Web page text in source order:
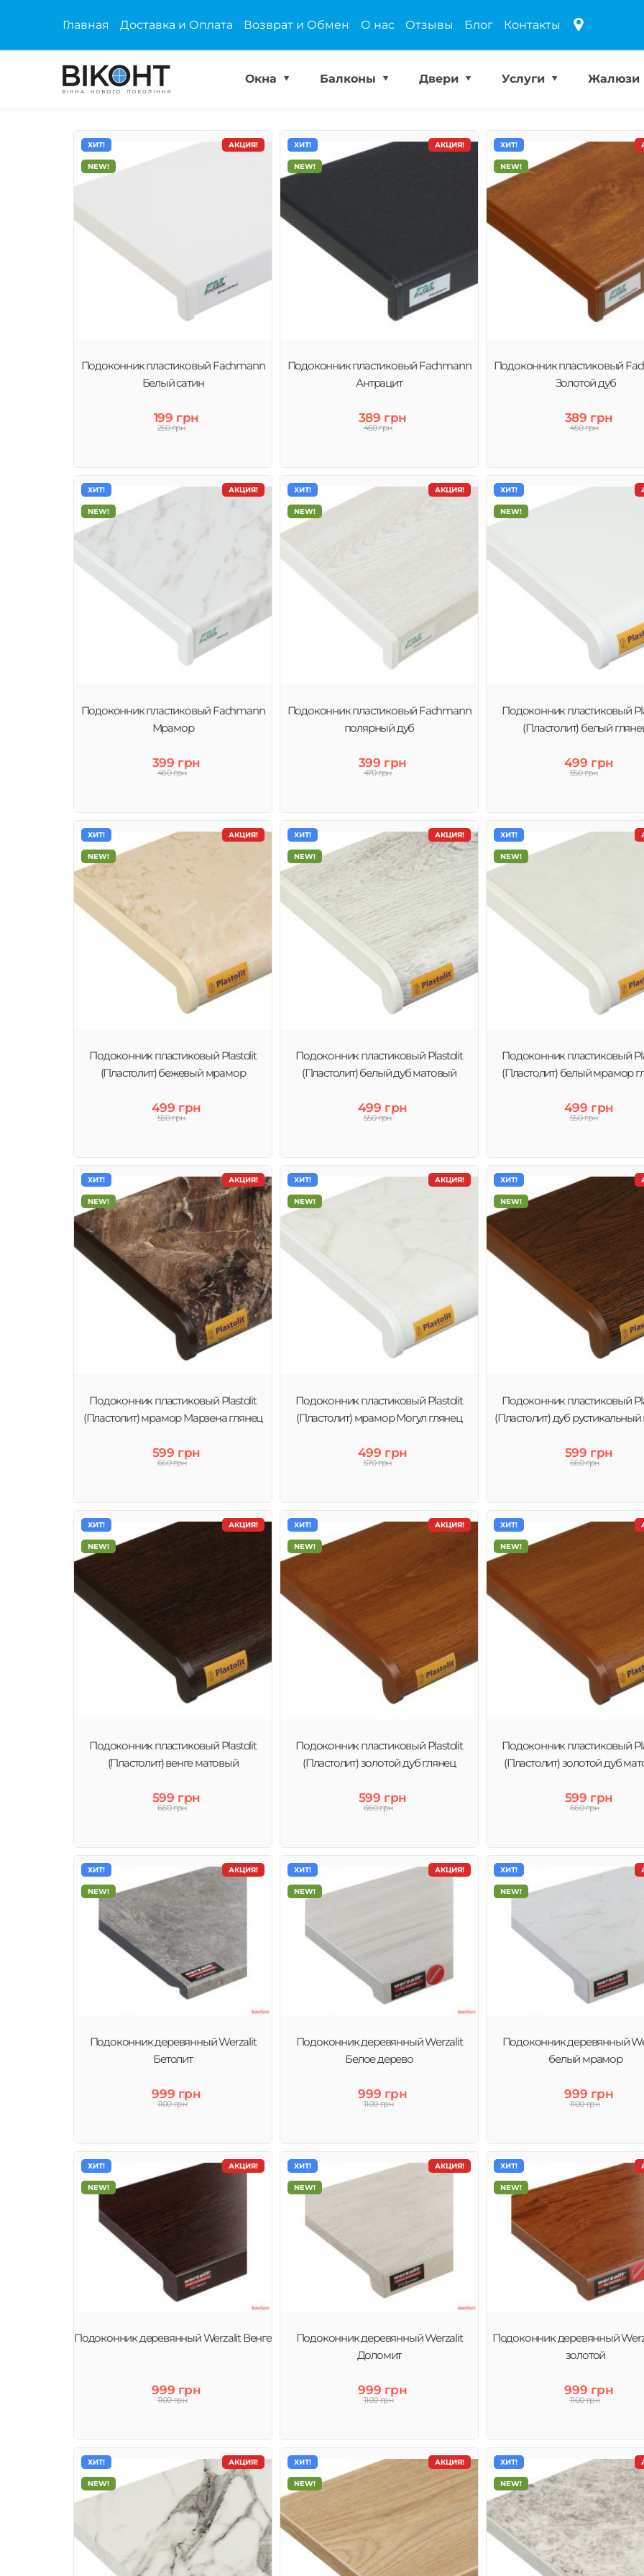
Главная Доставка и Оплата Возврат и Обмен О нас Отзывы Блог Контакты
Окна Балконы Двери Услуги Жалюзи
АКЦИЯ!
ХИТ!
NEW!
Подоконник пластиковый Fachmann
Белый сатин
199 грн
250 грн
АКЦИЯ!
ХИТ!
NEW!
Подоконник пластиковый Fachmann
Антрацит
389 грн
450 грн
ХИТ!
NEW!
Подоконник пластиковый
Золотой дуб
389 грн
450 грн
АКЦИЯ!
ХИТ!
NEW!
Подоконник пластиковый Fachmann
Мрамор
399 грн
460 грн
АКЦИЯ!
ХИТ!
NEW!
Подоконник пластиковый Fachmann
полярный дуб
399 грн
470 грн
ХИТ!
NEW!
Подоконник пластиковый
(Пластолит) белый
499 грн
550 грн
АКЦИЯ!
ХИТ!
NEW!
Подоконник пластиковый Plastolit
(Пластолит) бежевый мрамор
499 грн
550 грн
АКЦИЯ!
ХИТ!
NEW!
Подоконник пластиковый Plastolit
(Пластолит) белый дуб матовый
499 грн
550 грн
ХИТ!
NEW!
Подоконник пластиковый
(Пластолит) белый мрамор
499 грн
550 грн
АКЦИЯ!
ХИТ!
NEW!
Подоконник пластиковый Plastolit
(Пластолит) мрамор Марзена глянец
599 грн
660 грн
АКЦИЯ!
ХИТ!
NEW!
Подоконник пластиковый Plastolit
(Пластолит) мрамор Могул глянец
499 грн
570 грн
ХИТ!
NEW!
Подоконник пластиковый
(Пластолит) дуб рустикальный
599 грн
660 грн
АКЦИЯ!
ХИТ!
NEW!
Подоконник пластиковый Plastolit
(Пластолит) венге матовый
599 грн
660 грн
АКЦИЯ!
ХИТ!
NEW!
Подоконник пластиковый Plastolit
(Пластолит) золотой дуб глянец
599 грн
660 грн
ХИТ!
NEW!
Подоконник пластиковый
(Пластолит) золотой дуб
599 грн
660 грн
АКЦИЯ!
ХИТ!
NEW!
Подоконник деревянный Werzalit
Бетолит
999 грн
1100 грн
АКЦИЯ!
ХИТ!
NEW!
Подоконник деревянный Werzalit
Белое дерево
999 грн
1100 грн
ХИТ!
NEW!
Подоконник деревянный
белый мрамор
999 грн
1100 грн
АКЦИЯ!
ХИТ!
NEW!
Подоконник деревянный Werzalit Венге
999 грн
1100 грн
АКЦИЯ!
ХИТ!
NEW!
Подоконник деревянный Werzalit
Доломит
999 грн
1100 грн
ХИТ!
NEW!
Подоконник деревянный
золотой
999 грн
1100 грн
АКЦИЯ!
ХИТ!
NEW!
АКЦИЯ!
ХИТ!
NEW!
ХИТ!
NEW!